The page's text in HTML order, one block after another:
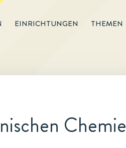
EINRICHTUNGEN THEMEN
Chemie